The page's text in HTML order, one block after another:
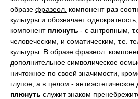
образе фразеол. компонент раз
культуры и обозначает
компонент плюнуть - с антропным,
человеческим, и соматическим, т.е.
культуры. В образе фразеол.
дополнительное символическое
ничтожное по своей значимости,
глупое, а в целом -
плюнуть служит знаком